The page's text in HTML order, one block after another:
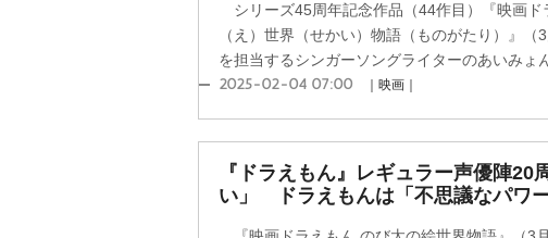
シリーズ45周年記念作品（44作目）『映画ド
（え）世界（せかい）物語（ものがたり）』（
を担当するシンガーソングライターのあいみょ
2025-02-04 07:00 ｜映画｜
『ドラえもん』レギュラー声優陣20
い」 ドラえもんは「不思議なパワー